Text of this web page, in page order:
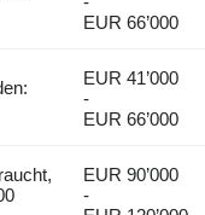
EUR 66’000
EUR 41’000
-
EUR 66’000
EUR 90’000
-